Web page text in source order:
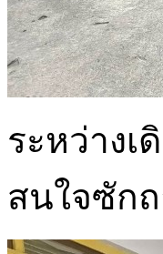
ระหว่างเ
สนใจซัก